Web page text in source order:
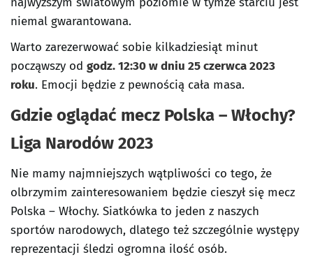
niemal gwarantowana.
Warto zarezerwować sobie kilkadziesiąt minut
począwszy od godz. 12:30 w dniu 25 czerwca 2023
roku. Emocji będzie z pewnością cała masa.
Gdzie oglądać mecz Polska – Włochy?
Liga Narodów 2023
Nie mamy najmniejszych wątpliwości co tego, że
olbrzymim zainteresowaniem będzie cieszył się mecz
Polska – Włochy. Siatkówka to jeden z naszych
sportów narodowych, dlatego też szczególnie występy
reprezentacji śledzi ogromna ilość osób.